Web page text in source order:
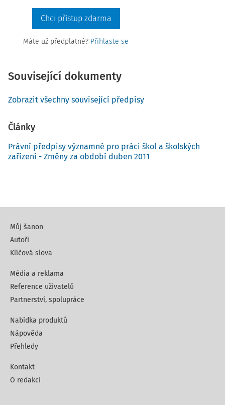
Chci přístup zdarma
Máte už předplatné? Přihlaste se
Související dokumenty
Zobrazit všechny související předpisy
Články
Právní předpisy významné pro práci škol a školských
zařízení - Změny za období duben 2011
Můj šanon
Autoři
Klíčová slova
Média a reklama
Reference uživatelů
Partnerství, spolupráce
Nabídka produktů
Nápověda
Přehledy
Kontakt
O redakci